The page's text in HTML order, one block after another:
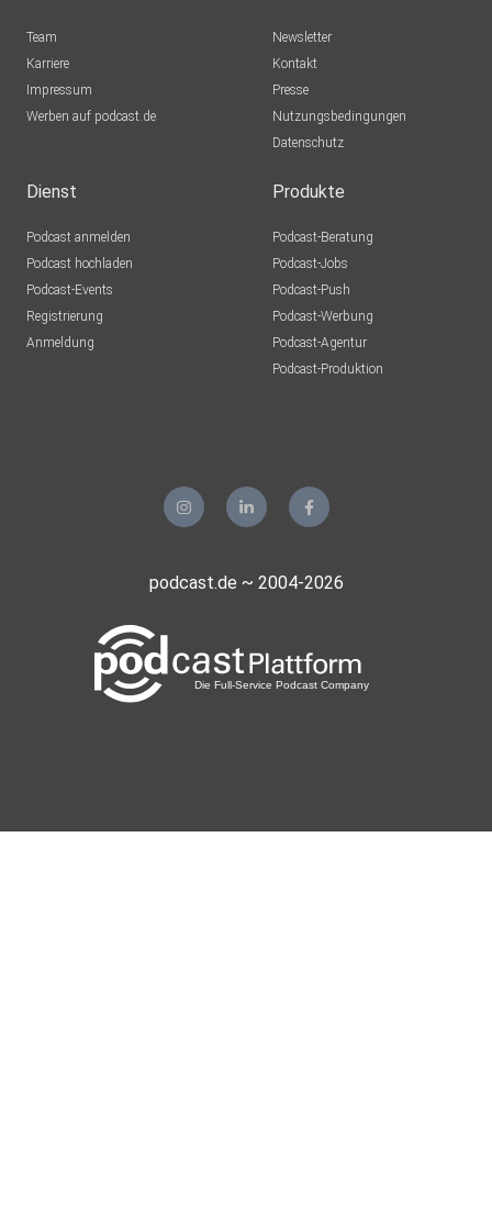
Team
Karriere
Impressum
Werben auf podcast.de
Newsletter
Kontakt
Presse
Nutzungsbedingungen
Datenschutz
Dienst
Podcast anmelden
Podcast hochladen
Podcast-Events
Registrierung
Anmeldung
Produkte
Podcast-Beratung
Podcast-Jobs
Podcast-Push
Podcast-Werbung
Podcast-Agentur
Podcast-Produktion
podcast.de ~ 2004-2026